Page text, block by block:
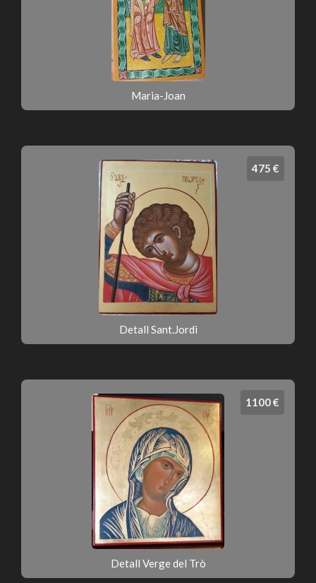
Maria-Joan
475 €
Detall Sant.Jordi
1100 €
Detall Verge del Trò